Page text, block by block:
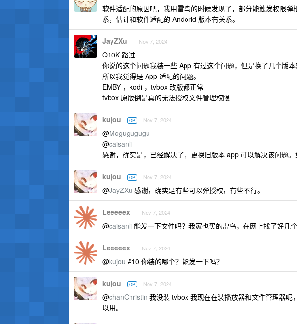
软件适配的原因吧，我用雷鸟的时候发现了，部分能触发权限
系，估计和软件适配的 Andorid 版本有关系。
JayZXu Nov 7, 2024
Q10K 路过
你说的这个问题我装一些 App 有过这个问题，但是换了几个版本
所以我觉得是 App 适配的问题。
EMBY ，kodi ，tvbox 改版都正常
tvbox 原版倒是真的无法授权文件管理权限
kujou OP Nov 7, 2024
@Mogugugugu
@caisanli
感谢，确实是，已经解决了，更换旧版本 app 可以解决该问题
kujou OP Nov 7, 2024
@JayZXu 感谢，确实是有些可以弹授权，有些不行。
Leeeeex Nov 7, 2024
@caisanli 能发一下文件吗？我家也买的雷鸟，在网上找了好几个
Leeeeex Nov 7, 2024
@kujou #10 你装的哪个？能发一下吗？
kujou OP Nov 7, 2024
@chanChristin 我没装 tvbox 我现在在装播放器和文件管理器
以用。